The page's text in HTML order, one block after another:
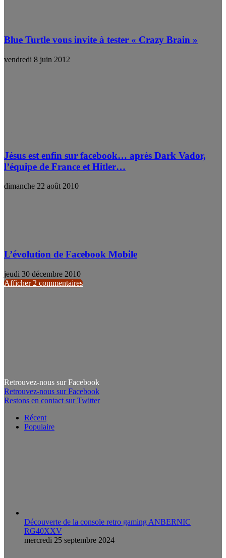
Blue Turtle vous invite à tester « Crazy Brain »
vendredi 8 juin 2012
Jésus est enfin sur facebook… après Dark Vador,
l’équipe de France et Hitler…
dimanche 22 août 2010
L’évolution de Facebook Mobile
jeudi 30 décembre 2010
Afficher 2 commentaires
Retrouvez-nous sur Facebook
Retrouvez-nous sur Facebook
Restons en contact sur Twitter
Récent
Populaire
Découverte de la console retro gaming ANBERNIC
RG40XXV
mercredi 25 septembre 2024